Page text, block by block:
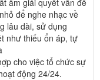
để nghe nhạc về
lâu dài, sử dụng
như thiếu ổn áp, tự
cho việc tổ chức sự
động 24/24.